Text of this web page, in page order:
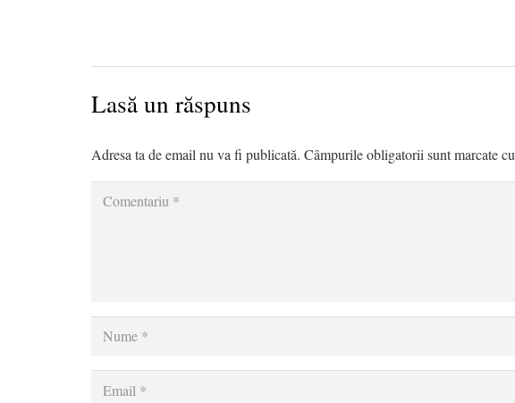
Lasă un răspuns
Adresa ta de email nu va fi publicată. Câmpurile obligatorii sunt marcate cu